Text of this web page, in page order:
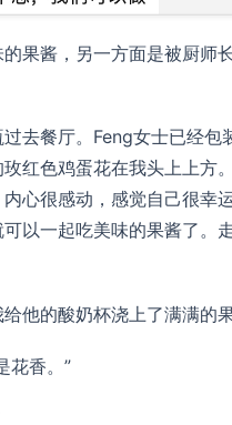
果酱，另一方面是被厨
去餐厅。Feng女士已经
红色鸡蛋花在我头上上
心很感动，感觉自己很
以一起吃美味的果酱了
他的酸奶杯浇上了满满的
花香。”